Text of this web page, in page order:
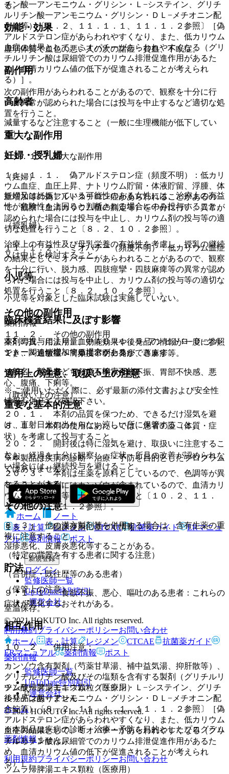
チン酸一アンモニウム・グリシン・Ｌ−システイン、グリチ
ルリチン酸一アンモニウム・グリシン・ＤＬ−メチオニン配
合錠等）〔８．２、１１．１．１、１１．１．２参照〕［偽
アルドステロン症があらわれやすくなり、また、低カリウム
血症の結果として、ミオパチーがあらわれやすくなる（グリ
チルリチン酸は尿細管でのカリウム排泄促進作用があるた
め、血清カリウム値の低下が促進されることが考えられ
る）］。
高齢者
減量するなど注意すること（一般に生理機能が低下してい
る）。
妊婦・授乳婦
（妊婦）
妊婦又は妊娠している可能性のある女性には、治療上の有益
性が危険性を上回ると判断される場合にのみ投与すること。
（授乳婦）
治療上の有益性及び母乳栄養の有益性を考慮し、授乳の継続
又は中止を検討すること。
小児等
小児等を対象とした臨床試験は実施していない。
臨床検査結果に及ぼす影響
本剤の投与により、血中ＡＧ（１，５−アンヒドロ−Ｄ−グル
シトール）が増加する場合がある。
適用上の注意、取扱い上の注意
（取扱い上の注意）
２０．１． 本剤の品質を保つため、できるだけ湿気を避
け、直射日光の当たらない涼しい所に保管すること。
２０．２． 開封後は特に湿気を避け、取扱いに注意するこ
と。
２０．３． 本剤は生薬を原料としているので、色調等が異
なることがある。
その他の注意
１５．１． 臨床使用に基づく情報
湿疹悪化、皮膚炎悪化等することがある。
貯法
（保管上の注意）
室温保存。
ホーム
薬剤情報
ツムラ帰脾湯エキス顆粒（医療用）
後発品はありません
ホーム
薬剤情報
ツムラ帰脾湯エキス顆粒（医療用）
る。
効能・効果
虚弱体質で血色の悪い人の次の諸症：貧血、不眠症。
副作用
次の副作用があらわれることがあるので、観察を十分に行
い、異常が認められた場合には投与を中止するなど適切な処
置を行うこと。
重大な副作用
１１．１． 重大な副作用
１１．１．１． 偽アルドステロン症（頻度不明）：低カリ
ウム血症、血圧上昇、ナトリウム貯留・体液貯留、浮腫、体
重増加等の偽アルドステロン症があらわれることがあるの
で、観察（血清カリウム値の測定等）を十分に行い、異常が
認められた場合には投与を中止し、カリウム剤の投与等の適
切な処置を行うこと〔８．２、１０．２参照〕。
１１．１．２． ミオパチー（頻度不明）：低カリウム血症
の結果としてミオパチーがあらわれることがあるので、観察
を十分に行い、脱力感、四肢痙攣・四肢麻痺等の異常が認め
られた場合には投与を中止し、カリウム剤の投与等の適切な
処置を行うこと〔８．２、１０．２参照〕。
その他の副作用
１１．２． その他の副作用
１）． 過敏症：（頻度不明）発疹、蕁麻疹等。
２）． 消化器：（頻度不明）食欲不振、胃部不快感、悪
心、腹痛、下痢等。
重要な基本的注意
８．１． 本剤の使用にあたっては、患者の証（体質・症
状）を考慮して投与すること。
なお、経過を十分に観察し、症状・所見の改善が認められな
い場合には、継続投与を避けること。
８．２． 本剤にはカンゾウが含まれているので、血清カリ
ウム値や血圧値等に十分留意すること〔１０．２、１１．
１．１、１１．１．２参照〕。
８．３． 他の漢方製剤等を併用する場合は、含有生薬の重
複に注意すること。
（特定の背景を有する患者に関する注意）
（合併症・既往歴等のある患者）
９．１．１． 食欲不振、悪心、嘔吐のある患者：これらの
症状が悪化するおそれがある。
相互作用
１０．２． 併用注意：
カンゾウ含有製剤（芍薬甘草湯、補中益気湯、抑肝散等）、
グリチルリチン酸及びその塩類を含有する製剤（グリチルリ
チン酸一アンモニウム・グリシン・Ｌ−システイン、グリチ
ルリチン酸一アンモニウム・グリシン・ＤＬ−メチオニン配
合錠等）〔８．２、１１．１．１、１１．１．２参照〕［偽
アルドステロン症があらわれやすくなり、また、低カリウム
血症の結果として、ミオパチーがあらわれやすくなる（グリ
チルリチン酸は尿細管でのカリウム排泄促進作用があるた
め、血清カリウム値の低下が促進されることが考えられ
る）］。
薬剤情報
薬剤写真、用法用量、効能効果や後発品の情報が一度に参照
でき、関連情報へ簡単にアクセスができます。
一般名、製品名どちらでも検索可能！
※ ご使用いただく際に、必ず最新の添付文書および安全性
情報も併せてご確認下さい。
※本製品は疾病の診断・治療・予防を目的としたプログラム
ではありません。
ホーム
ノート
表・計算
レジメン CTCAE 抗菌薬ガイド
ERマニュ
アル
薬剤情報 ポスト
新規登録
ログイン
監修医師一覧
UpToDate特別割引
運営会社
© 2021 HOKUTO Inc. All rights reserved.
利用規約プライバシーポリシーお問い合わせ
ホーム
表・計算 レジメン CTCAE
抗菌薬ガイド
ERマニュアル
薬剤情報 ポスト
監修医師一覧
UpToDate特別割引
運営会社
© 2021 HOKUTO Inc. All rights reserved.
※本製品は疾病の診断・治療・予防を目的としたプログラム
ではありません。
利用規約プライバシーポリシーお問い合わせ